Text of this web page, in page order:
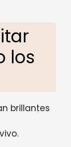
los
brillantes